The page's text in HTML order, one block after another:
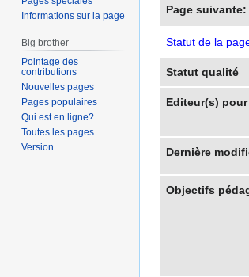
Page suivante:
Statut de la
Statut qualité
Editeur(s)
Dernière
Objectifs
Informations sur la page
Big brother
Pointage des
contributions
Nouvelles pages
Pages populaires
Qui est en ligne?
Toutes les pages
Version